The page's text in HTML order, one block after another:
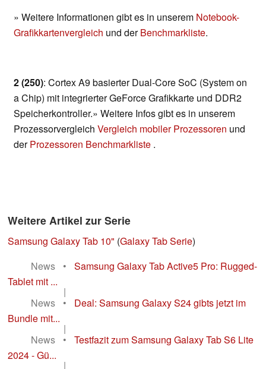
» Weitere Informationen gibt es in unserem Notebook-
Grafikkartenvergleich und derBenchmarkliste.
2 (250): Cortex A9 basierter Dual-Core SoC (System on
a Chip) mit integrierter GeForce Grafikkarte und DDR2
Speicherkontroller.» Weitere Infos gibt es in unserem
Prozessorvergleich Vergleich mobiler Prozessoren und
derProzessoren Benchmarkliste .
Weitere Artikel zur Serie
Samsung Galaxy Tab 10" (Galaxy Tab Serie)
News
•
Samsung Galaxy Tab Active5 Pro: Rugged-
Tablet mit ...
|
News
•
Deal: Samsung Galaxy S24 gibts jetzt im
Bundle mit...
|
News
•
Testfazit zum Samsung Galaxy Tab S6 Lite
2024 - Gü...
|